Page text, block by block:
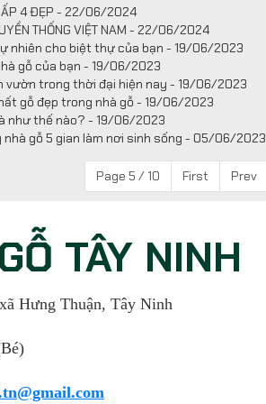
4 ĐẸP - 22/06/2024
THỐNG VIỆT NAM - 22/06/2024
nhiên cho biệt thự của bạn - 19/06/2023
gỗ của bạn - 19/06/2023
vườn trong thời đại hiện nay - 19/06/2023
gỗ đẹp trong nhà gỗ - 19/06/2023
như thế nào? - 19/06/2023
nhà gỗ 5 gian làm nơi sinh sống - 05/06/2023
Page 5 / 10 First Prev
TÂY NINH
Hưng Thuận, Tây Ninh